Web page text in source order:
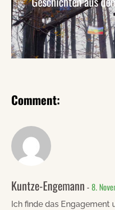
Comment:
Kuntze-Engemann 8.
Ich finde das Engagement